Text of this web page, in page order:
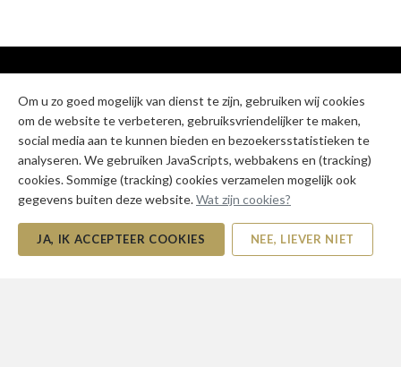
Om u zo goed mogelijk van dienst te zijn, gebruiken wij cookies
om de website te verbeteren, gebruiksvriendelijker te maken,
social media aan te kunnen bieden en bezoekersstatistieken te
analyseren. We gebruiken JavaScripts, webbakens en (tracking)
cookies. Sommige (tracking) cookies verzamelen mogelijk ook
gegevens buiten deze website.Wat zijn cookies?
JA, IK ACCEPTEER COOKIES NEE, LIEVER NIET
Contact
FAB staat voor ‘FABulous’ omdat we niets minder nastreven dan
een geweldig resultaat voor u als klant. Maar ook voor ‘Fabriek’, de
Caballero Fabriek waar ons designbureau gevestigd is